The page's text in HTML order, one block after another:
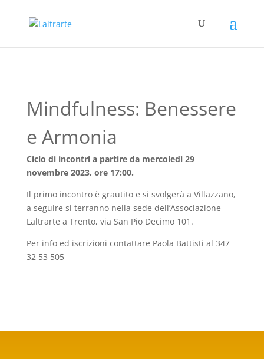
Mindfulness: Benessere
e Armonia
Ciclo di incontri a partire da mercoledì 29
novembre 2023, ore 17:00.
Il primo incontro è grautito e si svolgerà a Villazzano,
a seguire si terranno nella sede dell’Associazione
Laltrarte a Trento, via San Pio Decimo 101.
Per info ed iscrizioni contattare Paola Battisti al 347
32 53 505